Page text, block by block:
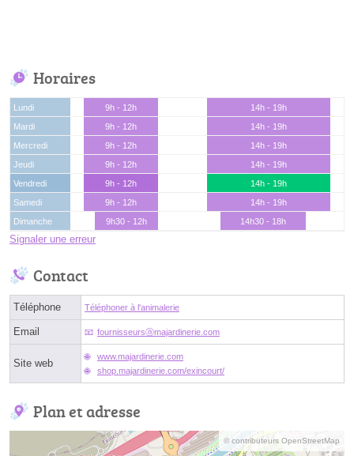
Horaires
Lundi 9h - 12h
14h - 19h
Mardi
9h - 12h
14h - 19h
Mercredi
9h - 12h
14h - 19h
Jeudi
9h - 12h
14h - 19h
Vendredi
9h - 12h
14h - 19h
Samedi
9h - 12h
14h - 19h
Dimanche
9h30 - 12h 14h30 - 18h
Signaler une erreur
Contact
Téléphone Téléphoner à l'animalerie
Email fournisseursⓐmajardinerie.com
Site web
www.majardinerie.com
shop.majardinerie.com/exincourt/
Plan et adresse
© contributeurs OpenStreetMap